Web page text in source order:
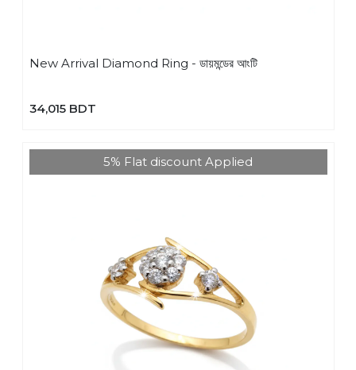
New Arrival Diamond Ring - ডায়মন্ডের আংটি
34,015 BDT
5% Flat discount Applied